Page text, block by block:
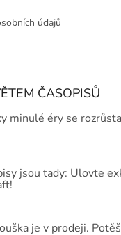
údajů
ČASOPISŮ
minulé éry se
jsou tady: Ulovte
je v prodeji.